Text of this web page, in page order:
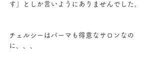
す」としか言いようにありませんでした。
チェルシーはパーマも得意なサロンなの
に、、、